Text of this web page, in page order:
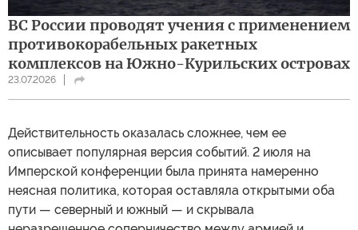
ВС России проводят учения с применением
противокорабельных ракетных
комплексов на Южно-Курильских островах
23.07.2026
Действительность оказалась сложнее, чем ее
описывает популярная версия событий. 2 июля на
Имперской конференции была принята намеренно
неясная политика, которая оставляла открытыми оба
пути — северный и южный — и скрывала